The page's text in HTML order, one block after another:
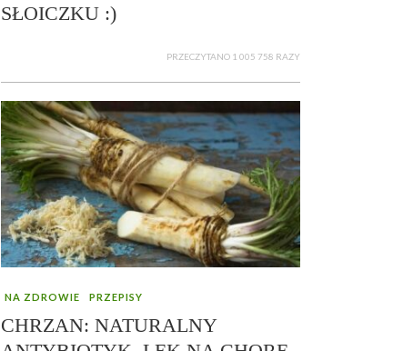
SŁOICZKU :)
PRZECZYTANO 1 005 758 RAZY
NA ZDROWIE PRZEPISY
CHRZAN: NATURALNY